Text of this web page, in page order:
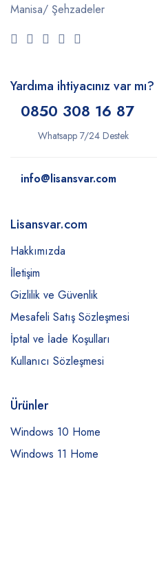
Manisa/ Şehzadeler
Yardıma ihtiyacınız var mı?
0850 308 16 87
Whatsapp 7/24 Destek
info@lisansvar.com
Lisansvar.com
Hakkımızda
İletişim
Gizlilik ve Güvenlik
Mesafeli Satış Sözleşmesi
İptal ve İade Koşulları
Kullanıcı Sözleşmesi
Ürünler
Windows 10 Home
Windows 11 Home